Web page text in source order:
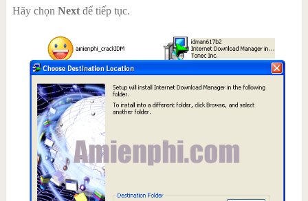
Hãy chọn Nextđể tiếp tục.